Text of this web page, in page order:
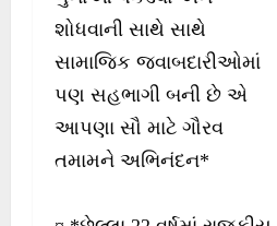
શોધવાની સાથે સાથે
સામાજિક જવાબદારીઓમાં
પણ સહભાગી બની છે એ
આપણા સૌ માટે ગૌરવ
તમામને અભિનંદન*